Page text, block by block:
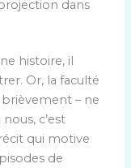
dans
histoire, il
Or, la faculté
– ne
c’est
qui motive
de